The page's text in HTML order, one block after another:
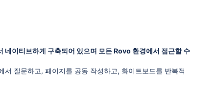
네이티브하게 구축되어 있으며 모든 Rovo 환경에서 접근할 수
질문하고, 페이지를 공동 작성하고, 화이트보드를 반복적